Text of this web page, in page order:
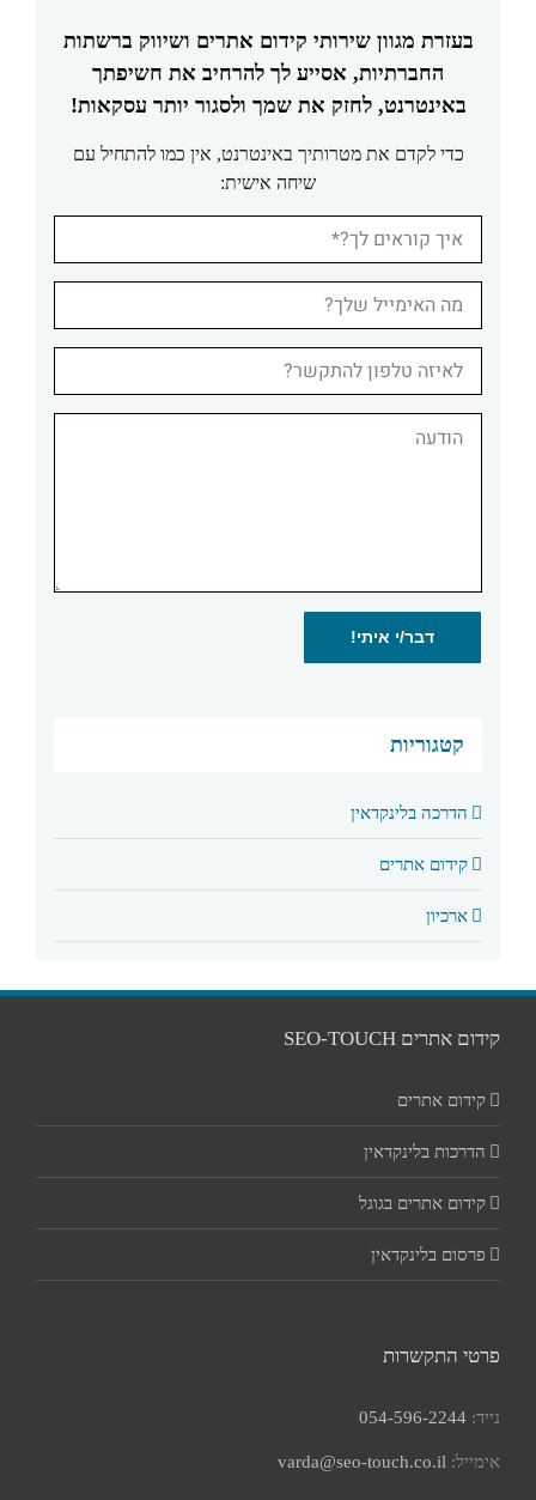
בעזרת מגוון שירותי קידום אתרים ושיווק ברשתות
החברתיות, אסייע לך להרחיב את חשיפתך
באינטרנט, לחזק את שמך ולסגור יותר עסקאות!
כדי לקדם את מטרותיך באינטרנט, אין כמו להתחיל עם
שיחה אישית:
קטגוריות
הדרכה בלינקדאין
קידום אתרים
ארכיון
קידום אתרים SEO-TOUCH
קידום אתרים
הדרכות בלינקדאין
קידום אתרים בגוגל
פרסום בלינקדאין
פרטי התקשרות
נייד: 054-596-2244
אימייל: varda@seo-touch.co.il